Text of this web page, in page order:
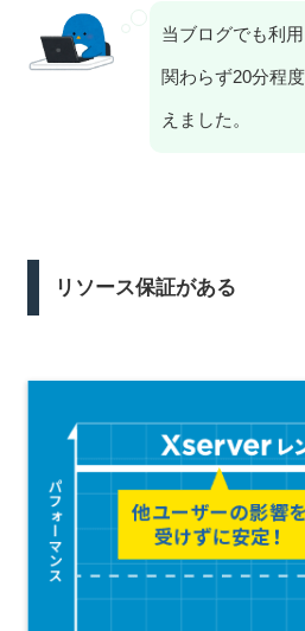
当ブログでも利
関わらず20分程
えました。
リソース保証がある